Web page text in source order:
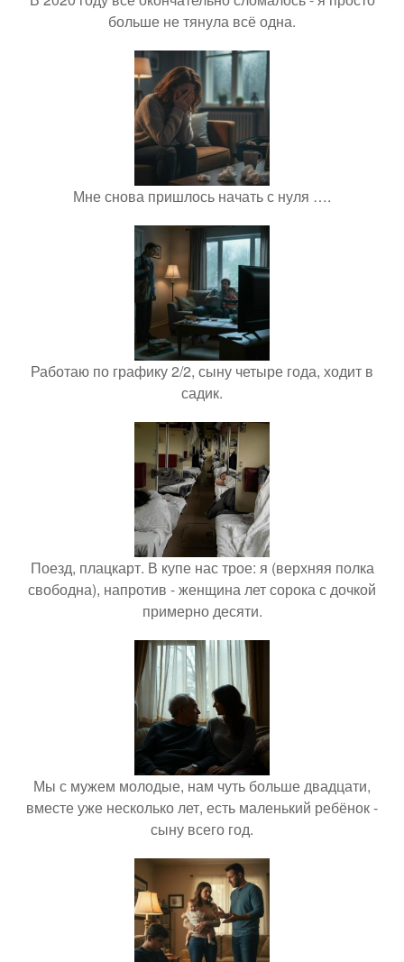
больше не тянула всё одна.
Мне снова пришлось начать с нуля ….
Работаю по графику 2/2, сыну четыре года, ходит в
садик.
Поезд, плацкарт. В купе нас трое: я (верхняя полка
свободна), напротив - женщина лет сорока с дочкой
примерно десяти.
Мы с мужем молодые, нам чуть больше двадцати,
вместе уже несколько лет, есть маленький ребёнок -
сыну всего год.